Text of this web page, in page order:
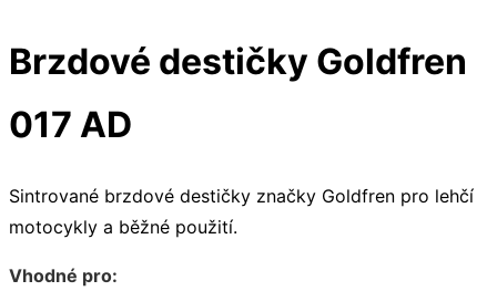
Brzdové destičky Goldfren
017 AD
Sintrované brzdové destičky značky Goldfren pro lehčí
motocykly a běžné použití.
Vhodné pro: